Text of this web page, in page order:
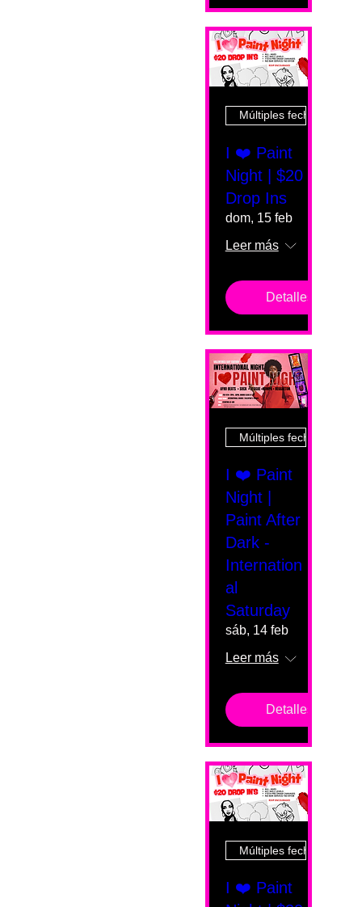
Múltiples fechas
I ❤️ Paint
Night | $20
Drop Ins
dom, 15 feb
Leer más
Detalles
Múltiples fechas
I ❤️ Paint
Night |
Paint After
Dark -
Internation
al
Saturday
sáb, 14 feb
Leer más
Detalles
Múltiples fechas
I ❤️ Paint